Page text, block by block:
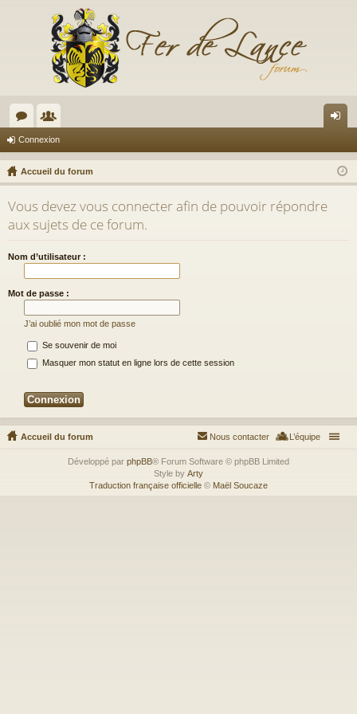
or
u
m
s
e
m
br
es
ne
xi
Connexion
Accueil du forum
Vous devez vous connecter afin de pouvoir répondre
aux sujets de ce forum.
Nom d’utilisateur :
Mot de passe :
J’ai oublié mon mot de passe
Se souvenir de moi
Masquer mon statut en ligne lors de cette session
Accueil du forum L’équipe
Nous contacter
Développé par phpBB® Forum Software © phpBB Limited
Style by Arty
Traduction française officielle © Maël Soucaze